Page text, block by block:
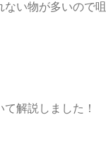
い物が多いので
解説しました！